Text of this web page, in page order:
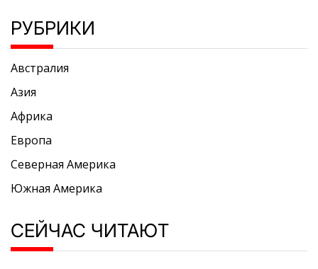
РУБРИКИ
Австралия
Азия
Африка
Европа
Северная Америка
Южная Америка
СЕЙЧАС ЧИТАЮТ